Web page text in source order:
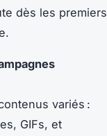
dès les premiers
variés :
GIFs, et